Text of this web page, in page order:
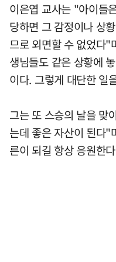
이은엽 교사는 "아이들
당하면 그 감정이나 상
므로 외면할 수 없었다"
생님들도 같은 상황에
이다. 그렇게 대단한 일
그는 또 스승의 날을 맞
는데 좋은 자산이 된다"
른이 되길 항상 응원한